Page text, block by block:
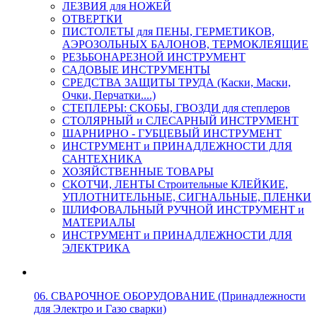
ЛЕЗВИЯ для НОЖЕЙ
ОТВЕРТКИ
ПИСТОЛЕТЫ для ПЕНЫ, ГЕРМЕТИКОВ,
АЭРОЗОЛЬНЫХ БАЛОНОВ, ТЕРМОКЛЕЯЩИЕ
РЕЗЬБОНАРЕЗНОЙ ИНСТРУМЕНТ
САДОВЫЕ ИНСТРУМЕНТЫ
СРЕДСТВА ЗАЩИТЫ ТРУДА (Каски, Маски,
Очки, Перчатки....)
СТЕПЛЕРЫ: СКОБЫ, ГВОЗДИ для степлеров
СТОЛЯРНЫЙ и СЛЕСАРНЫЙ ИНСТРУМЕНТ
ШАРНИРНО - ГУБЦЕВЫЙ ИНСТРУМЕНТ
ИНСТРУМЕНТ и ПРИНАДЛЕЖНОСТИ ДЛЯ
САНТЕХНИКА
ХОЗЯЙСТВЕННЫЕ ТОВАРЫ
СКОТЧИ, ЛЕНТЫ Строительные КЛЕЙКИЕ,
УПЛОТНИТЕЛЬНЫЕ, СИГНАЛЬНЫЕ, ПЛЕНКИ
ШЛИФОВАЛЬНЫЙ РУЧНОЙ ИНСТРУМЕНТ и
МАТЕРИАЛЫ
ИНСТРУМЕНТ и ПРИНАДЛЕЖНОСТИ ДЛЯ
ЭЛЕКТРИКА
06. СВАРОЧНОЕ ОБОРУДОВАНИЕ (Принадлежности
для Электро и Газо сварки)